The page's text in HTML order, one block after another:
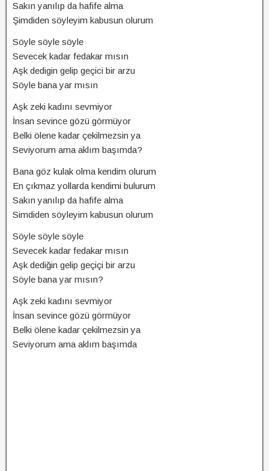
Sakın yanılıp da hafife alma
Şimdiden söyleyim kabusun olurum
Söyle söyle söyle
Sevecek kadar fedakar mısın
Aşk dedigin gelip geçici bir arzu
Söyle bana yar mısın
Aşk zeki kadını sevmiyor
İnsan sevince gözü görmüyor
Belki ölene kadar çekilmezsin ya
Seviyorum ama aklım başımda?
Bana göz kulak olma kendim olurum
En çıkmaz yollarda kendimi bulurum
Sakın yanılıp da hafife alma
Simdiden söyleyim kabusun olurum
Söyle söyle söyle
Sevecek kadar fedakar mısın
Aşk dediğin gelip geçiçi bir arzu
Söyle bana yar mısın?
Aşk zeki kadını sevmiyor
İnsan sevince gözü görmüyor
Belki ölene kadar çekilmezsin ya
Seviyorum ama aklım başımda